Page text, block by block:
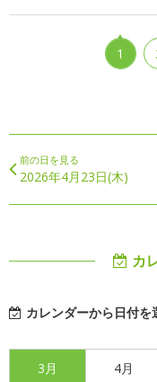
1
前の日を見る
2026年4月23日(木)
カ
カレンダーから日付を
3月 4月